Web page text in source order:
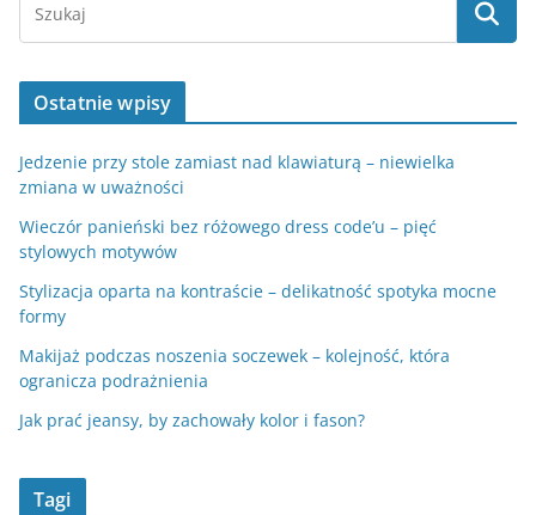
Ostatnie wpisy
Jedzenie przy stole zamiast nad klawiaturą – niewielka
zmiana w uważności
Wieczór panieński bez różowego dress code’u – pięć
stylowych motywów
Stylizacja oparta na kontraście – delikatność spotyka mocne
formy
Makijaż podczas noszenia soczewek – kolejność, która
ogranicza podrażnienia
Jak prać jeansy, by zachowały kolor i fason?
Tagi